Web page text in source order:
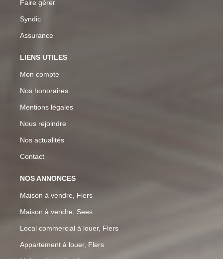
Faire gérer
Syndic
Assurance
LIENS UTILES
Mon compte
Nos honoraires
Mentions légales
Nous rejoindre
Nos actualités
Contact
NOS ANNONCES
Maison à vendre, Flers
Maison à vendre, Sees
Local commercial à louer, Flers
Appartement à louer, Flers